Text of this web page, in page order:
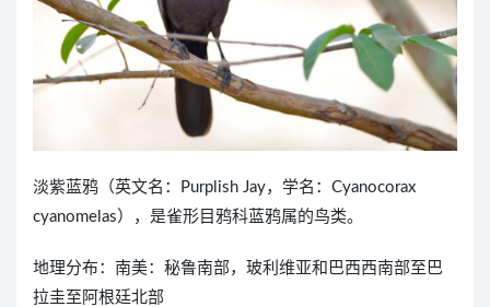
淡紫蓝鸦（英文名：Purplish Jay，学名：Cyanocorax
cyanomelas），是雀形目鸦科蓝鸦属的鸟类。
地理分布：南美：秘鲁南部，玻利维亚和巴西西南部至巴
拉圭至阿根廷北部